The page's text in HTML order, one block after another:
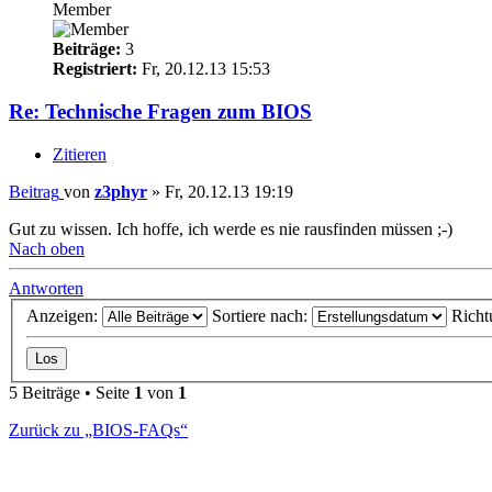
Member
Beiträge: 3
Registriert: Fr, 20.12.13 15:53
Re: Technische Fragen zum BIOS
Zitieren
Beitrag von z3phyr » Fr, 20.12.13 19:19
Gut zu wissen. Ich hoffe, ich werde es nie rausfinden müssen ;-)
Nach oben
Antworten
Anzeigen:
Sortiere nach:
5 Beiträge • Seite 1 von 1
Zurück zu „BIOS-FAQs“